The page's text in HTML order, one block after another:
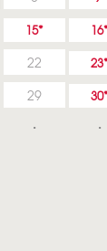
15 16
22 23
29 30